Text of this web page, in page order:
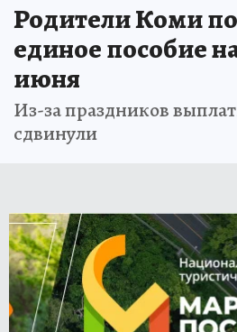
Родители Коми
единое пособие
июня
Из-за праздников
сдвинули